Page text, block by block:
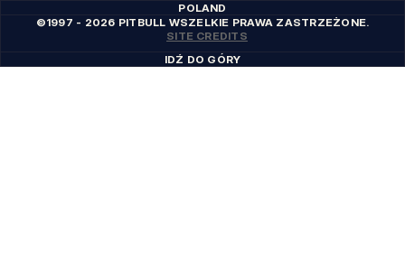
POLAND
©1997 - 2026 PITBULL WSZELKIE PRAWA ZASTRZEŻONE.
SITE CREDITS
IDŹ DO GÓRY